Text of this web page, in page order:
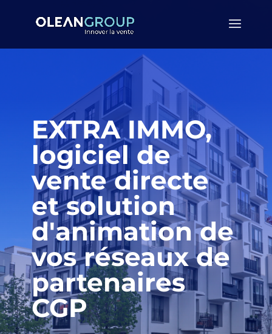
EXTRA IMMO,
logiciel de
vente directe
et solution
d'animation de
vos réseaux de
partenaires
CGP